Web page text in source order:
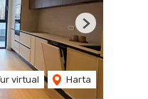
virtual Harta
Next